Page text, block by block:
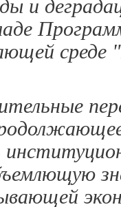
и
среде